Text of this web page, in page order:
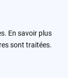
En savoir plus
sont traitées.